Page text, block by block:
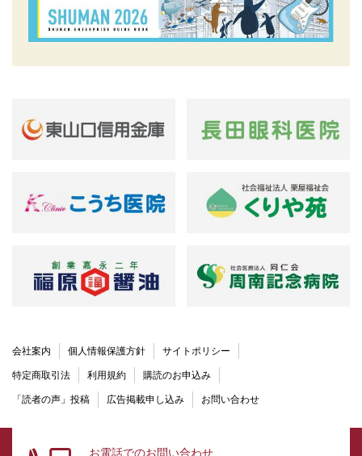
会社案内 個人情報保護方針 サイトポリシー
特定商取引法 利用規約 購読のお申込み
「読者の声」投稿 広告掲載申し込み お問い合わせ
お電話でのお問い合わせ